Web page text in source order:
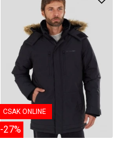
CSAK ONLINE
-27%